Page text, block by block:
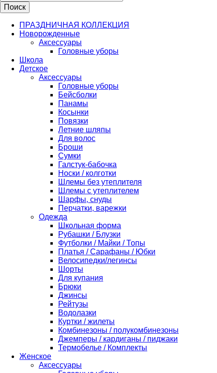
ПРАЗДНИЧНАЯ КОЛЛЕКЦИЯ
Новорожденные
Аксессуары
Головные уборы
Школа
Детское
Аксессуары
Головные уборы
Бейсболки
Панамы
Косынки
Повязки
Летние шляпы
Для волос
Броши
Сумки
Галстук-бабочка
Носки / колготки
Шлемы без утеплителя
Шлемы с утеплителем
Шарфы, снуды
Перчатки, варежки
Одежда
Школьная форма
Рубашки / Блузки
Футболки / Майки / Топы
Платья / Сарафаны / Юбки
Велосипедки/легинсы
Шорты
Для купания
Брюки
Джинсы
Рейтузы
Водолазки
Куртки / жилеты
Комбинезоны / полукомбинезоны
Джемперы / кардиганы / пиджаки
Термобелье / Комплекты
Женское
Аксессуары